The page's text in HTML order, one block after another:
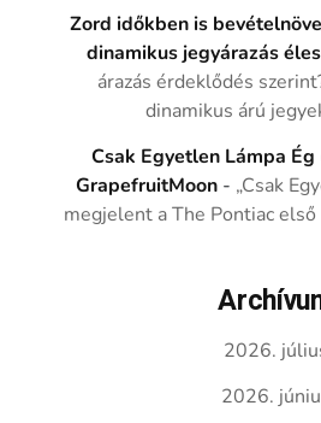
Zord időkben is
dinamikus jegyárazás
árazás érdeklődés
dinamikus árú
Csak Egyetlen Lámpa
GrapefruitMoon - „Csak
megjelent a The Pontiac
2026.
2026.